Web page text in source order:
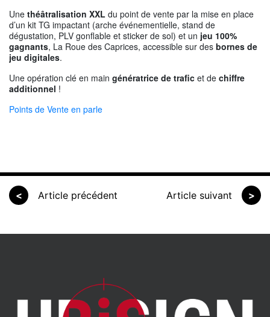
Une théâtralisation XXL du point de vente par la mise en place
d’un kit TG impactant (arche événementielle, stand de
dégustation, PLV gonflable et sticker de sol) et un jeu 100%
gagnants, La Roue des Caprices, accessible sur des bornes de
jeu digitales.
Une opération clé en main génératrice de trafic et de chiffre
additionnel !
Points de Vente en parle
< Article précédent Article suivant >